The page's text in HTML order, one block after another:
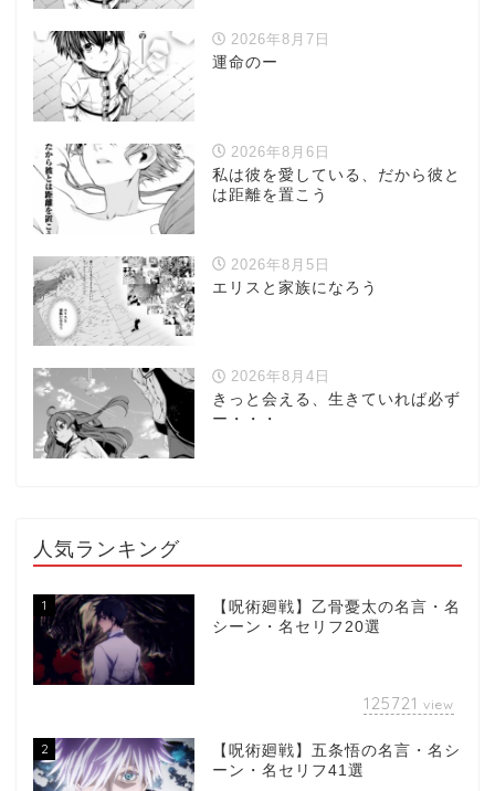
2026年8月7日
運命のー
2026年8月6日
私は彼を愛している、だから彼と
は距離を置こう
2026年8月5日
エリスと家族になろう
2026年8月4日
きっと会える、生きていれば必ず
ー・・・
人気ランキング
1
【呪術廻戦】乙骨憂太の名言・名
シーン・名セリフ20選
125721 view
2
【呪術廻戦】五条悟の名言・名シ
ーン・名セリフ41選